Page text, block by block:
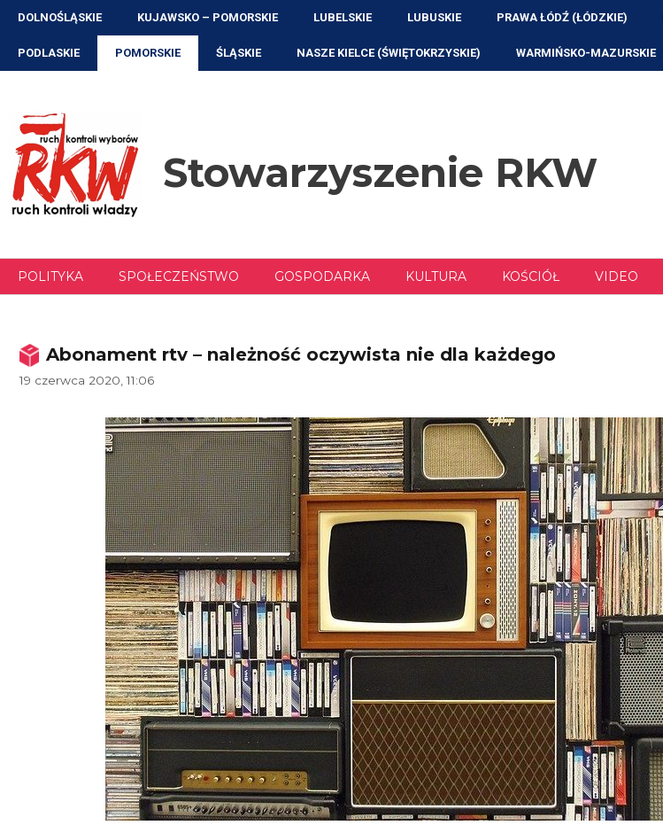
Przejdź
treści
DOLNOŚLĄSKIE KUJAWSKO – POMORSKIE LUBELSKIE LUBUSKIE PRAWA ŁÓDŹ (ŁÓDZKIE)
PODLASKIE POMORSKIE ŚLĄSKIE NASZE KIELCE (ŚWIĘTOKRZYSKIE) WARMIŃSKO-MAZURSKIE
Stowarzyszenie RKW
POLITYKA SPOŁECZEŃSTWO GOSPODARKA KULTURA KOŚCIÓŁ VIDEO
Abonament rtv – należność oczywista nie dla każdego
19 czerwca 2020, 11:06